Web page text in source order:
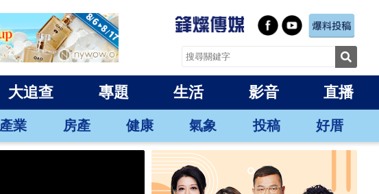
大追查 專題 生活 影音 直播
產業 房產 健康 氣象 投稿 好厝